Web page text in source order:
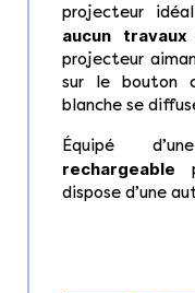
projecteur
aucun
projecteur
sur le bouton
blanche se
Équipé
rechargeable
dispose d’une